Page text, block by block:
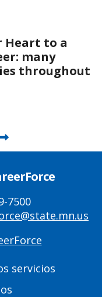
Heart to a
many
throughout
7500
servicios